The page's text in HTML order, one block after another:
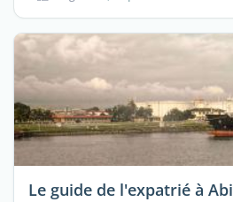
Le guide de l'expatrié à